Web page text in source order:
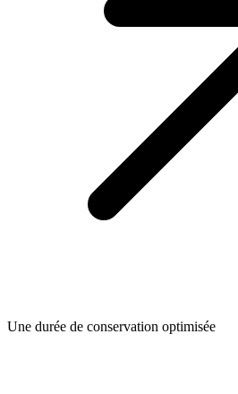
Une durée de conservation optimisée